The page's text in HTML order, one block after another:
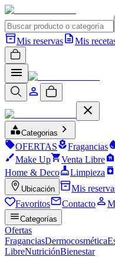
Mis reservas Mis
Categorias
OFERTAS Fragancias
Make Up
Venta Libre
Home & Deco
Limpieza
Ubicación Mis
Favoritos
Contacto
Categorías
Ofertas
FraganciasDermocosmética
LibreNutriciónBienestar